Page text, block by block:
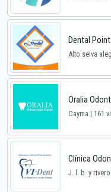
Dental Point
Alto selva
Oralia
Cayma | 161
Clínica
J. l. b. y